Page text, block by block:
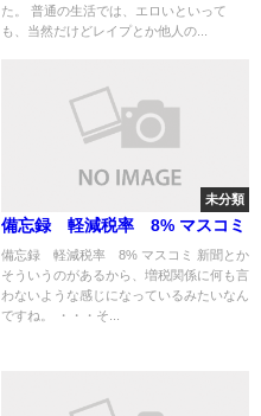
た。 普通の生活では、エロいといって
も、当然だけどレイプとか他人の...
未分類
備忘録 軽減税率 8% マスコミ
備忘録 軽減税率 8% マスコミ 新聞とか
そういうのがあるから、増税関係に何も言
わないような感じになっているみたいなん
ですね。 ・・・そ...